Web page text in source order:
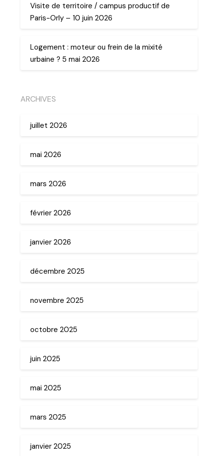
Visite de territoire / campus productif de
Paris-Orly – 10 juin 2026
Logement : moteur ou frein de la mixité
urbaine ? 5 mai 2026
ARCHIVES
juillet 2026
mai 2026
mars 2026
février 2026
janvier 2026
décembre 2025
novembre 2025
octobre 2025
juin 2025
mai 2025
mars 2025
janvier 2025